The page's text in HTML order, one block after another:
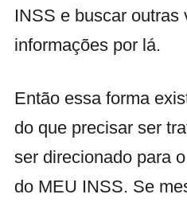
INSS e buscar outras
informações por lá.
Então essa forma
do que precisar ser
ser direcionado para
do MEU INSS. Se